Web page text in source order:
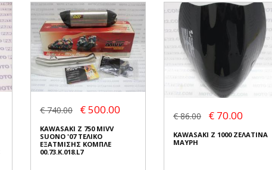
€ 740.00 € 500.00
KAWASAKI Z 750 MIVV
SUONO '07 ΤΕΛΙΚΟ
ΕΞΑΤΜΙΣΗΣ ΚΟΜΠΛΕ
00.73.K.018.L7
€ 86.00 € 70.00
KAWASAKI Z 1000 ΖΕΛΑΤΙΝΑ
ΜΑΥΡΗ